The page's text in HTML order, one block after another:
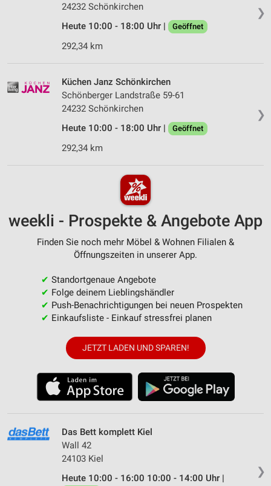
❯
24232 Schönkirchen
Heute 10:00 - 18:00 Uhr |
Geöffnet
292,34 km
❯
Küchen Janz Schönkirchen
Schönberger Landstraße 59-61
24232 Schönkirchen
Heute 10:00 - 18:00 Uhr |
Geöffnet
292,34 km
weekli - Prospekte & Angebote App
Finden Sie noch mehr Möbel & Wohnen Filialen &
Öffnungszeiten in unserer App.
✔ Standortgenaue Angebote
✔ Folge deinem Lieblingshändler
✔ Push-Benachrichtigungen bei neuen Prospekten
✔ Einkaufsliste - Einkauf stressfrei planen
JETZT LADEN UND SPAREN!
❯
Das Bett komplett Kiel
Wall 42
24103 Kiel
Heute 10:00 - 16:00 10:00 - 14:00 Uhr |